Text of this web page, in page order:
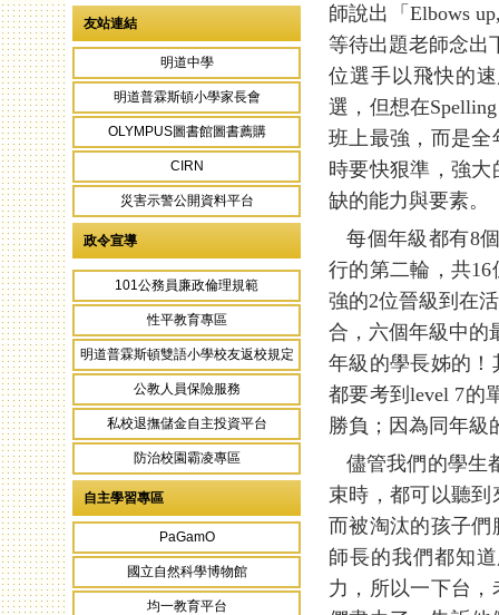
友站連結
明道中學
明道普霖斯頓小學家長會
OLYMPUS圖書館圖書薦購
CIRN
災害示警公開資料平台
政令宣導
101公務員廉政倫理規範
性平教育專區
明道普霖斯頓雙語小學校友返校規定
公教人員保險服務
私校退撫儲金自主投資平台
防治校園霸凌專區
自主學習專區
PaGamO
國立自然科學博物館
均一教育平台
師說出「Elbows
等待出題老師念出
位選手以飛快的
選，但想在
班上最強，而是
時要快狠準，強
缺的能力與要素。
每個年級都有8
行的第二輪，共
強的2位晉級到在
合，六個年級中的
年級的學長姊的
都要考到level 7的
勝負；因為同年級
儘管我們的學生
束時，都可以聽
而被淘汰的孩子
師長的我們都知
力，所以一下台